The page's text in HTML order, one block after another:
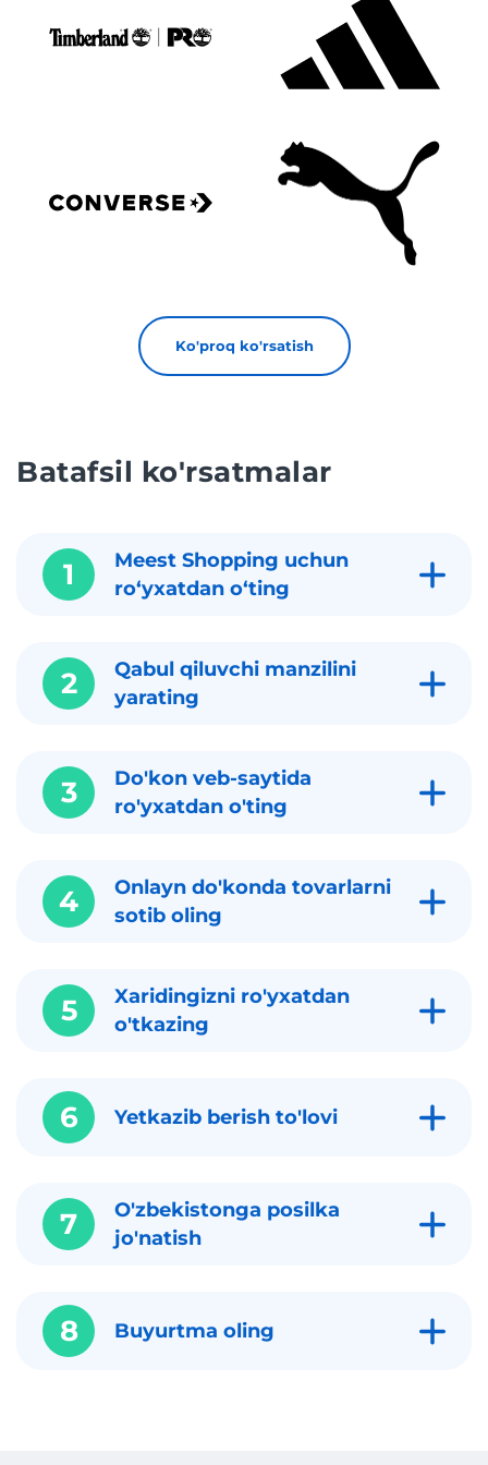
Ko'proq ko'rsatish
Batafsil ko'rsatmalar
1
Meest Shopping uchun
roʻyxatdan oʻting
2
Qabul qiluvchi manzilini
yarating
3
Do'kon veb-saytida
ro'yxatdan o'ting
4
Onlayn do'konda tovarlarni
sotib oling
5
Xaridingizni ro'yxatdan
o'tkazing
6 Yetkazib berish to'lovi
7
O'zbekistonga posilka
jo'natish
8 Buyurtma oling